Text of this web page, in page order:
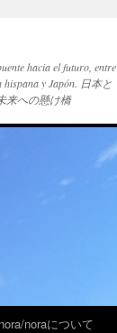
hacia el futuro, entre
hispana y Japón. 日本と
来への懸け橋
noraについて